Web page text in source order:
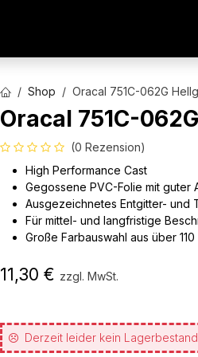
Shop Oracal 751C-062G
Oracal 751C-
(0 Rezension)
High Performance Cast
Gegossene PVC-Folie mit guter
Ausgezeichnetes Entgitter- und
Für mittel- und langfristige
Große Farbauswahl aus über
11,30 € zzgl. MwSt.
Derzeit leider kein